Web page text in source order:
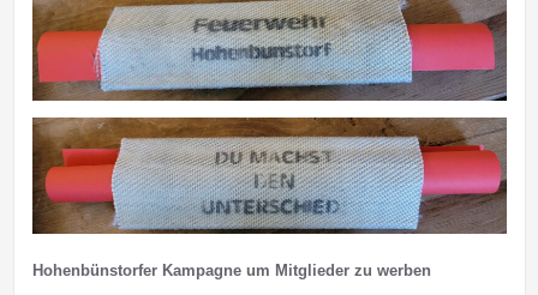
Hohenbünstorfer Kampagne um Mitglieder zu werben